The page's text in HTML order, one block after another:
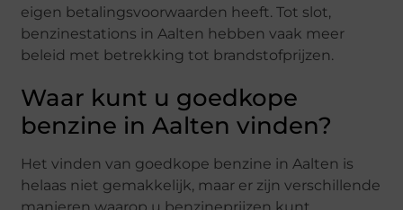
eigen betalingsvoorwaarden heeft. Tot slot,
benzinestations in Aalten hebben vaak meer
beleid met betrekking tot brandstofprijzen.
Waar kunt u goedkope
benzine in Aalten vinden?
Het vinden van goedkope benzine in Aalten is
helaas niet gemakkelijk, maar er zijn verschillende